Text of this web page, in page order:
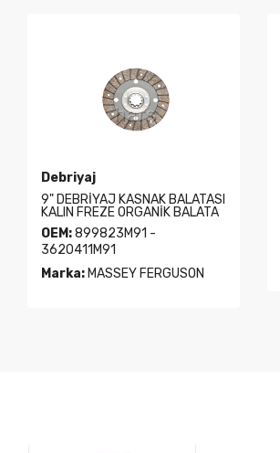
Debriyaj
9" DEBRİYAJ KASNAK BALATASI
KALIN FREZE ORGANİK BALATA
OEM:899823M91 -
3620411M91
Marka: MASSEY FERGUSON